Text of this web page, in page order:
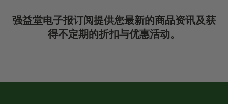
强益堂电子报订阅提供您最新的商品资讯及获
得不定期的折扣与优惠活动。